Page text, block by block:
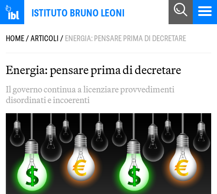
ISTITUTO BRUNO LEONI
HOME/ARTICOLI/ENERGIA: PENSARE PRIMA DI DECRETARE
Energia: pensare prima di decretare
Il governo continua a licenziare provvedimenti
disordinati e incoerenti